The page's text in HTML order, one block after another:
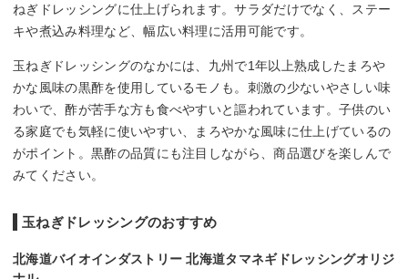
ねぎドレッシングに仕上げられます。サラダだけでなく、ステー
キや煮込み料理など、幅広い料理に活用可能です。
玉ねぎドレッシングのなかには、九州で1年以上熟成したまろや
かな風味の黒酢を使用しているモノも。刺激の少ないやさしい味
わいで、酢が苦手な方も食べやすいと謳われています。子供のい
る家庭でも気軽に使いやすい、まろやかな風味に仕上げているの
がポイント。黒酢の品質にも注目しながら、商品選びを楽しんで
みてください。
玉ねぎドレッシングのおすすめ
北海道バイオインダストリー 北海道タマネギドレッシングオリジ